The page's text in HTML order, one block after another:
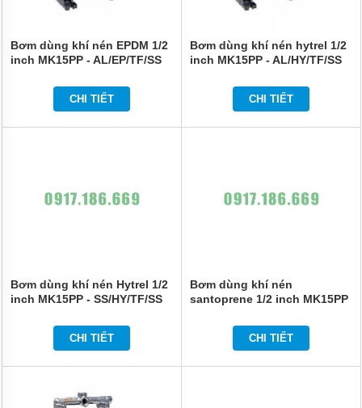
Bơm dùng khí nén EPDM 1/2
inch MK15PP - AL/EP/TF/SS
CHI TIẾT
Bơm dùng khí nén hytrel 1/2
inch MK15PP - AL/HY/TF/SS
CHI TIẾT
Bơm dùng khí nén Hytrel 1/2
inch MK15PP - SS/HY/TF/SS
CHI TIẾT
Bơm dùng khí nén
santoprene 1/2 inch MK15PP
CHI TIẾT